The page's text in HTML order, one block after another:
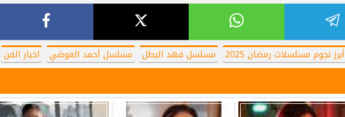
أبرز نجوم مسلسلات رمضان 2025 مسلسل فهد البطل مسلسل أحمد العوضي اخبار الفن